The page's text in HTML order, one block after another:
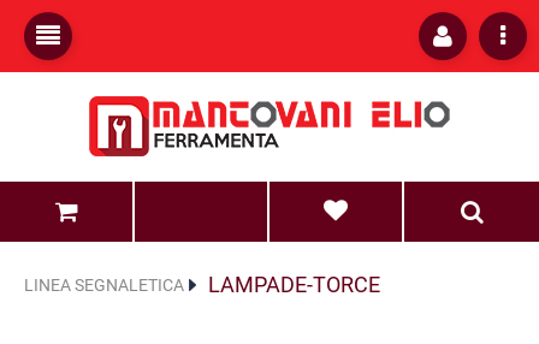
LINEA SEGNALETICA LAMPADE-TORCE